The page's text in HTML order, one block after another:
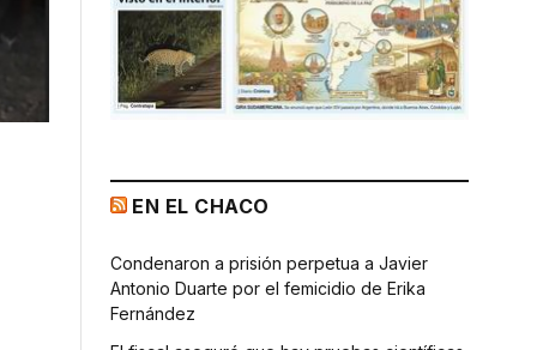
EN EL CHACO
Condenaron a prisión perpetua a Javier
Antonio Duarte por el femicidio de Erika
Fernández